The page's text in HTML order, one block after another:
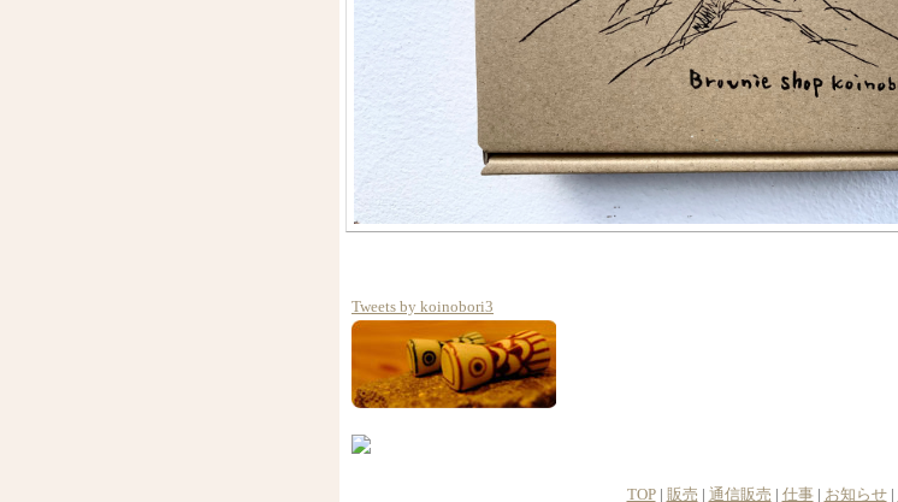
Tweets by koinobori3
TOP| 販売 | 通信販売 | 仕事| お知らせ|